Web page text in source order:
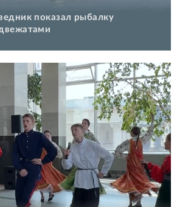
показал рыбалку